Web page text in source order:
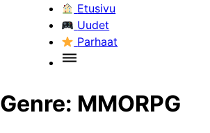
Etusivu
Uudet
Parhaat
Genre: MMORPG